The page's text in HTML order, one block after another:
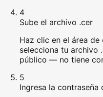
4
Sube el archivo .cer
Haz clic en el área
selecciona tu archivo
público — no tiene
5
Ingresa la contraseña